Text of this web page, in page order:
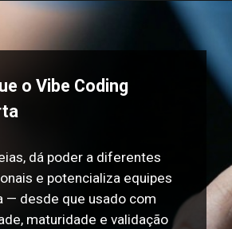
o Vibe Coding
dá poder a diferentes
e potencializa equipes
— desde que usado com
maturidade e validação